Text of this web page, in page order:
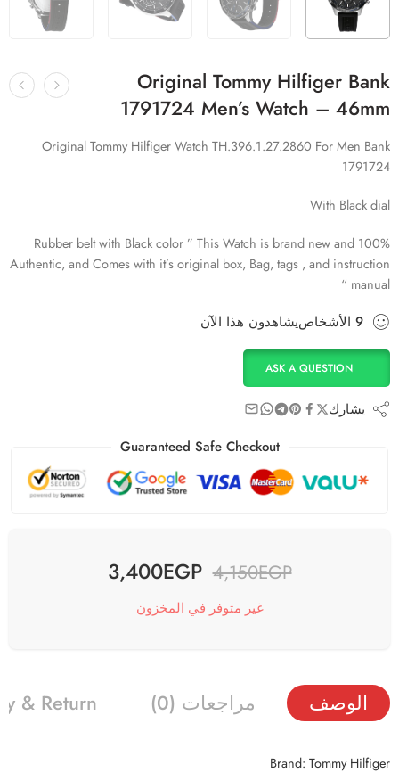
Original Tommy Hilfiger Bank
1791724 Men’s Watch – 46mm
Original Tommy Hilfiger Watch TH.396.1.27.2860 For Men Bank
1791724
With Black dial
Rubber belt with Black color ” This Watch is brand new and 100%
Authentic, and Comes with it’s original box, Bag, tags , and instruction
manual “
9 الأشخاصيشاهدون هذا الآن
ASK A QUESTION
يشارك
Guaranteed Safe Checkout
4,150EGP
3,400EGP
غير متوفر في المخزون
الوصف مراجعات (0) & Return
Brand: Tommy Hilfiger